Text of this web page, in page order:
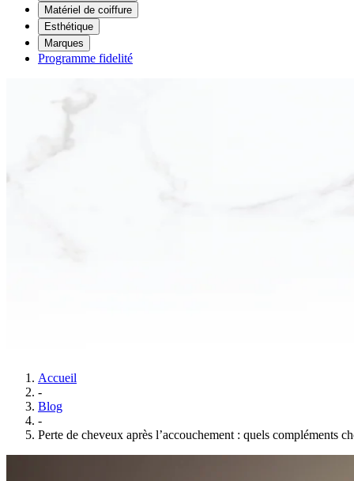
Matériel de coiffure
Esthétique
Marques
Programme fidelité
Accueil
-
Blog
-
Perte de cheveux après l’accouchement : quels compléments